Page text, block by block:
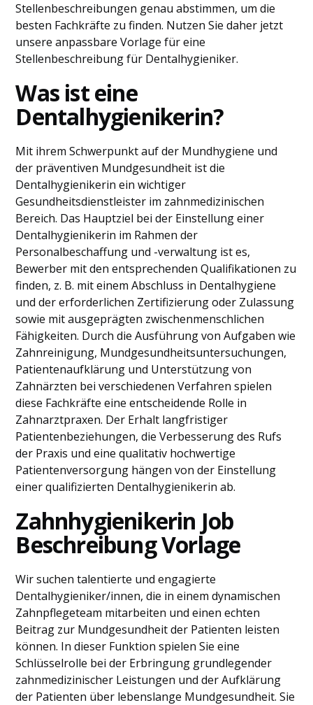
Stellenbeschreibungen genau abstimmen, um die
besten Fachkräfte zu finden. Nutzen Sie daher jetzt
unsere anpassbare Vorlage für eine
Stellenbeschreibung für Dentalhygieniker.
Was ist eine
Dentalhygienikerin?
Mit ihrem Schwerpunkt auf der Mundhygiene und
der präventiven Mundgesundheit ist die
Dentalhygienikerin ein wichtiger
Gesundheitsdienstleister im zahnmedizinischen
Bereich. Das Hauptziel bei der Einstellung einer
Dentalhygienikerin im Rahmen der
Personalbeschaffung und -verwaltung ist es,
Bewerber mit den entsprechenden Qualifikationen zu
finden, z. B. mit einem Abschluss in Dentalhygiene
und der erforderlichen Zertifizierung oder Zulassung
sowie mit ausgeprägten zwischenmenschlichen
Fähigkeiten. Durch die Ausführung von Aufgaben wie
Zahnreinigung, Mundgesundheitsuntersuchungen,
Patientenaufklärung und Unterstützung von
Zahnärzten bei verschiedenen Verfahren spielen
diese Fachkräfte eine entscheidende Rolle in
Zahnarztpraxen. Der Erhalt langfristiger
Patientenbeziehungen, die Verbesserung des Rufs
der Praxis und eine qualitativ hochwertige
Patientenversorgung hängen von der Einstellung
einer qualifizierten Dentalhygienikerin ab.
Zahnhygienikerin Job
Beschreibung Vorlage
Wir suchen talentierte und engagierte
Dentalhygieniker/innen, die in einem dynamischen
Zahnpflegeteam mitarbeiten und einen echten
Beitrag zur Mundgesundheit der Patienten leisten
können. In dieser Funktion spielen Sie eine
Schlüsselrolle bei der Erbringung grundlegender
zahnmedizinischer Leistungen und der Aufklärung
der Patienten über lebenslange Mundgesundheit. Sie